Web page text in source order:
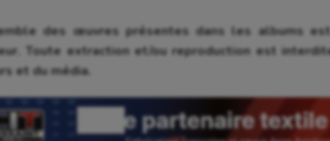
des œuvres présentes dans les albums
Toute extraction et/ou reproduction est
et du média.